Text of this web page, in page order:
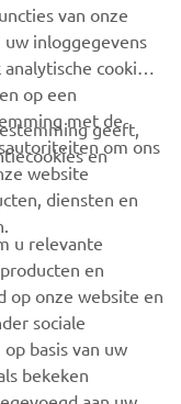
de nieuwste deals,
nog veel meer
van onze
inloggegevens
cookies
op een
met de
om ons
website
diensten en
geeft,
en
u relevante
en
op onze website en
sociale
basis van uw
bekeken